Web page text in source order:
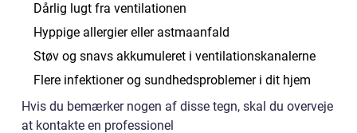
Dårlig lugt fra ventilationen
Hyppige allergier eller astmaanfald
Støv og snavs akkumuleret i ventilationskanalerne
Flere infektioner og sundhedsproblemer i dit hjem
Hvis du bemærker nogen af disse tegn, skal du overveje
at kontakte en professionel